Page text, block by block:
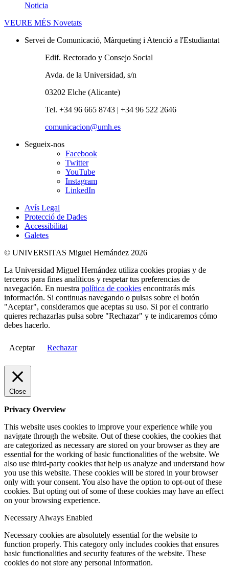
Noticia
VEURE MÉS Novetats
Servei de Comunicació, Màrqueting i Atenció a l'Estudiantat
Edif. Rectorado y Consejo Social
Avda. de la Universidad, s/n
03202 Elche (Alicante)
Tel. +34 96 665 8743 | +34 96 522 2646
comunicacion@umh.es
Segueix-nos
Facebook
Twitter
YouTube
Instagram
LinkedIn
Avís Legal
Protecció de Dades
Accessibilitat
Galetes
© UNIVERSITAS Miguel Hernández 2026
La Universidad Miguel Hernández utiliza cookies propias y de
terceros para fines analíticos y respetar tus preferencias de
navegación. En nuestra política de cookies encontrarás más
información. Si continuas navegando o pulsas sobre el botón
"Aceptar", consideramos que aceptas su uso. Si por el contrario
quieres rechazarlas pulsa sobre "Rechazar" y te indicaremos cómo
debes hacerlo.
Aceptar Rechazar
Close
Privacy Overview
This website uses cookies to improve your experience while you
navigate through the website. Out of these cookies, the cookies that
are categorized as necessary are stored on your browser as they are
essential for the working of basic functionalities of the website. We
also use third-party cookies that help us analyze and understand how
you use this website. These cookies will be stored in your browser
only with your consent. You also have the option to opt-out of these
cookies. But opting out of some of these cookies may have an effect
on your browsing experience.
Necessary Always Enabled
Necessary cookies are absolutely essential for the website to
function properly. This category only includes cookies that ensures
basic functionalities and security features of the website. These
cookies do not store any personal information.